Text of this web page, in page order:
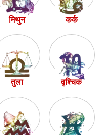
मिथुन कर्क
तुला वृश्चिक